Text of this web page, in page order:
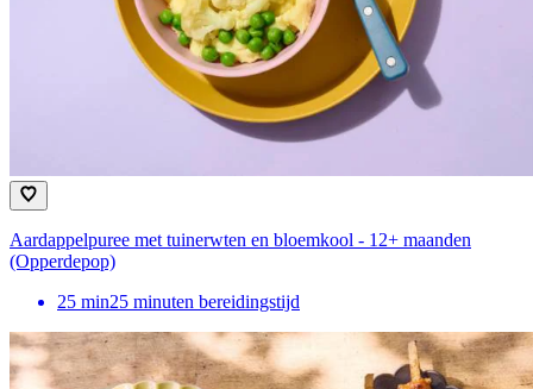
Aardappelpuree met tuinerwten en bloemkool - 12+ maanden
(Opperdepop)
25 min25 minuten bereidingstijd